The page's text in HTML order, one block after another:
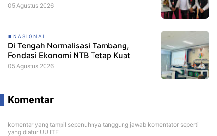
05 Agustus 2026
NASIONAL
Di Tengah Normalisasi Tambang,
Fondasi Ekonomi NTB Tetap Kuat
05 Agustus 2026
Komentar
komentar yang tampil sepenuhnya tanggung jawab komentator seperti
yang diatur UU ITE